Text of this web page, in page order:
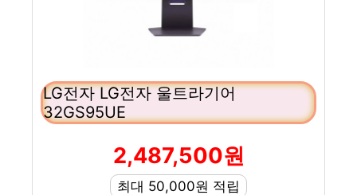
LG전자 LG전자 울트라기어
32GS95UE
2,487,500원
최대 50,000원 적립